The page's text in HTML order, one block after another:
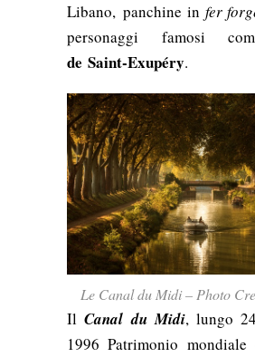
Libano, panchine in fer
personaggi famosi
de Saint-Exupéry.
Le Canal du Midi – Photo
IlCanal du Midi, lungo
1996 Patrimonio mondiale